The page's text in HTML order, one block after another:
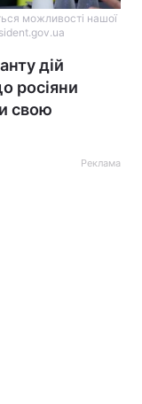
можливості нашої
дій
росіяни
свою
Реклама